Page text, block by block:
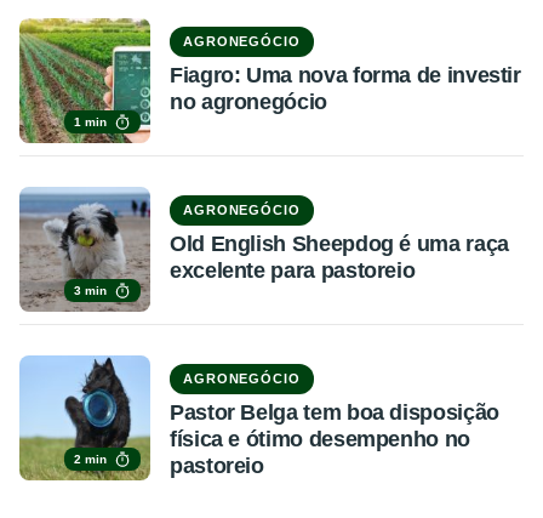
1 min
AGRONEGÓCIO
Fiagro: Uma nova forma de investir
no agronegócio
3 min
AGRONEGÓCIO
Old English Sheepdog é uma raça
excelente para pastoreio
2 min
AGRONEGÓCIO
Pastor Belga tem boa disposição
física e ótimo desempenho no
pastoreio